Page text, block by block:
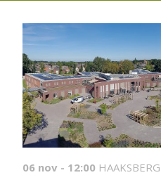
06 nov - 12:00